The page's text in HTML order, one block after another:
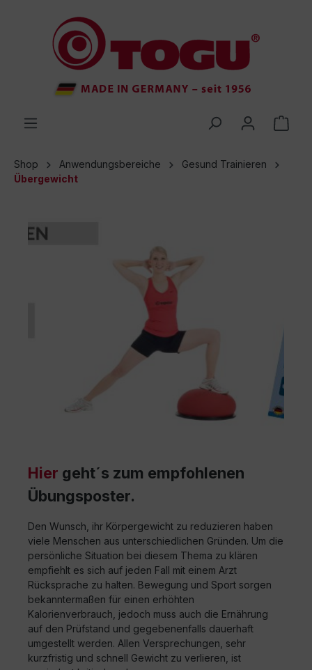
springen
Shop Anwendungsbereiche
Gesund Trainieren
Übergewicht
Hier geht´s zum empfohlenen
Übungsposter.
Den Wunsch, ihr Körpergewicht zu reduzieren haben
viele Menschen aus unterschiedlichen Gründen. Um die
persönliche Situation bei diesem Thema zu klären
empfiehlt es sich auf jeden Fall mit einem Arzt
Rücksprache zu halten. Bewegung und Sport sorgen
bekanntermaßen für einen erhöhten
Kalorienverbrauch, jedoch muss auch die Ernährung
auf den Prüfstand und gegebenenfalls dauerhaft
umgestellt werden. Allen Versprechungen, sehr
kurzfristig und schnell Gewicht zu verlieren, ist